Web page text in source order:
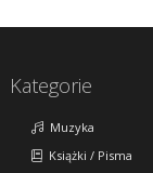
Kategorie
Muzyka
Książki / Pisma